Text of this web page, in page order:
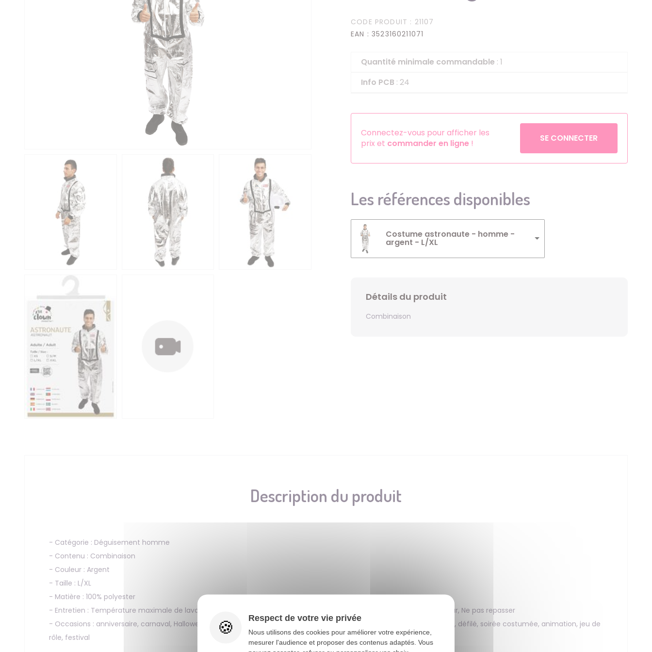
Sets d'accessoires
Petronix Defenders
Pokémon
Robin des Bois
CODE PRODUIT : 21107
EAN : 3523160211071
Quantité minimale commandable : 1
Info PCB : 24
Connectez-vous pour afficher les
prix et commander en ligne ! SE CONNECTER
Les références disponibles
Costume astronaute - homme -
argent - L/XL
Détails du produit
Combinaison
Description du produit
- Catégorie : Déguisement homme
- Contenu : Combinaison
- Couleur : Argent
- Taille : L/XL
- Matière : 100% polyester
- Entretien : Température maximale de lavage de 30°C, Traitement modéré, Ne pas blanchir, Ne pas sécher en tambour, Ne pas repasser
- Occasions : anniversaire, carnaval, Halloween, Noël, cosplay, fête costumée, fête à thème, spectacle, théâtre, parade, défilé, soirée costumée, animation, jeu de
rôle, festival
Respect de votre vie privée
Nous utilisons des cookies pour améliorer votre expérience,
mesurer l'audience et proposer des contenus adaptés. Vous